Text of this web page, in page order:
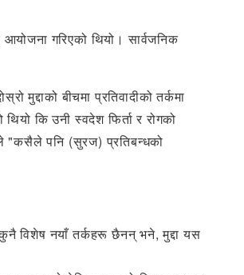
आयोजना गरिएको थियो। सार्वजनिक
बीचमा प्रतिवादीको तर्कमा
कि उनी स्वदेश फिर्ता र रोगको
"कसैले पनि (सुरज) प्रतिबन्धको
विशेष नयाँ तर्कहरू छैनन् भने, मुद्दा यस